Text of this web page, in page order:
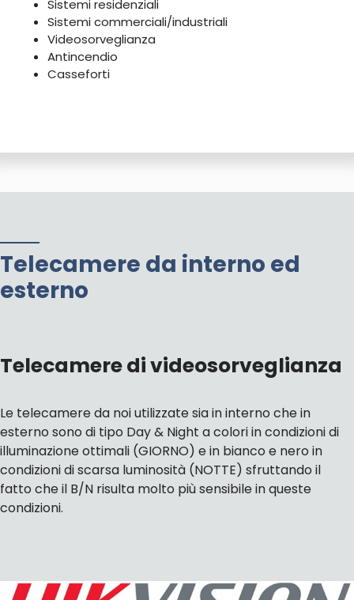
Sistemi residenziali
Sistemi commerciali/industriali
Videosorveglianza
Antincendio
Casseforti
Telecamere da interno ed
esterno
Telecamere di videosorveglianza
Le telecamere da noi utilizzate sia in interno che in
esterno sono di tipo Day & Night a colori in condizioni di
illuminazione ottimali (GIORNO) e in bianco e nero in
condizioni di scarsa luminosità (NOTTE) sfruttando il
fatto che il B/N risulta molto più sensibile in queste
condizioni.